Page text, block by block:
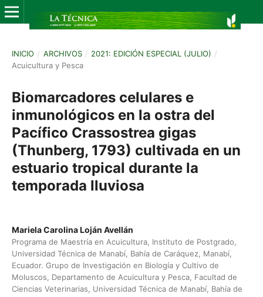
INICIO / ARCHIVOS / 2021: EDICIÓN ESPECIAL (JULIO) /
Acuicultura y Pesca
Biomarcadores celulares e
inmunológicos en la ostra del
Pacífico Crassostrea gigas
(Thunberg, 1793) cultivada en un
estuario tropical durante la
temporada lluviosa
Mariela Carolina Loján Avellán
Programa de Maestría en Acuicultura, Instituto de Postgrado,
Universidad Técnica de Manabí, Bahía de Caráquez, Manabí,
Ecuador. Grupo de Investigación en Biología y Cultivo de
Moluscos, Departamento de Acuicultura y Pesca, Facultad de
Ciencias Veterinarias, Universidad Técnica de Manabí, Bahía de